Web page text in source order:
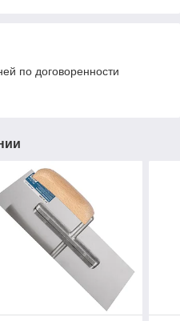
по договоренности